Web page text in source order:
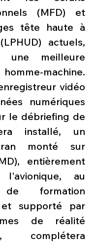
(MFD) et
tête haute à
actuels,
une meilleure
machine.
vidéo
numériques
le débriefing de
installé, un
monté sur
entièrement
au
de formation
et supporté par
de réalité
complétera